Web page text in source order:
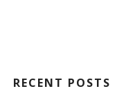
RECENT POSTS